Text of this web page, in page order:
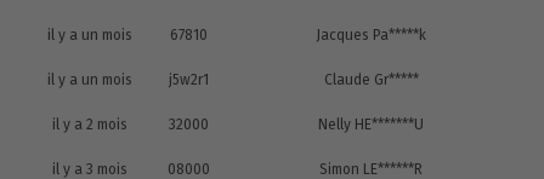
il y a un mois 67810 Jacques Pa*****k
il y a un mois j5w2r1 Claude Gr*****
il y a 2 mois 32000 Nelly HE*******U
il y a 3 mois 08000 Simon LE******R